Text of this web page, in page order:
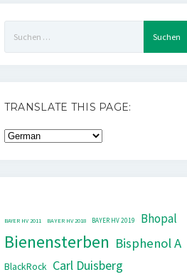
nach:
TRANSLATE THIS PAGE:
BAYER HV 2011 BAYER HV 2018 BAYER HV 2019 Bhopal
Bienensterben Bisphenol A
BlackRock Carl Duisberg